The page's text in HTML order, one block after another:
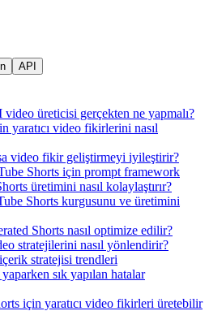
API
üreticisi gerçekten ne yapmalı?
yaratıcı video fikirlerini nasıl
video fikir geliştirmeyi iyileştirir?
Shorts için prompt framework
üretimini nasıl kolaylaştırır?
Shorts kurgusunu ve üretimini
Shorts nasıl optimize edilir?
stratejilerini nasıl yönlendirir?
stratejisi trendleri
sık yapılan hatalar
için yaratıcı video fikirleri üretebilir